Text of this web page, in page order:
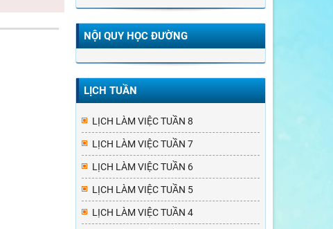
NỘI QUY HỌC ĐƯỜNG
LỊCH TUẦN
LỊCH LÀM VIỆC TUẦN 8
LỊCH LÀM VIỆC TUẦN 7
LỊCH LÀM VIỆC TUẦN 6
LỊCH LÀM VIỆC TUẦN 5
LỊCH LÀM VIỆC TUẦN 4